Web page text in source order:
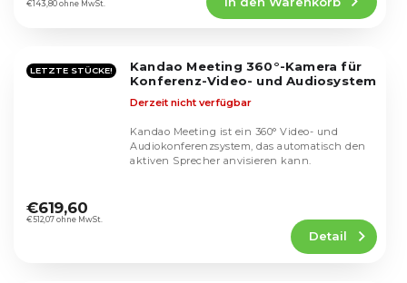
ist
Sternen.
€143,80 ohne MwSt.
LETZTE STÜCKE!
Kandao Meeting 360°-Kamera für
Konferenz-Video- und Audiosystem
durchschnittliche
Produktbewertung
Derzeit nicht verfügbar
€512,07 ohne MwSt.
€619,60
Detail
Kandao Meeting ist ein 360° Video- und
Audiokonferenzsystem, das automatisch den
aktiven Sprecher anvisieren kann.